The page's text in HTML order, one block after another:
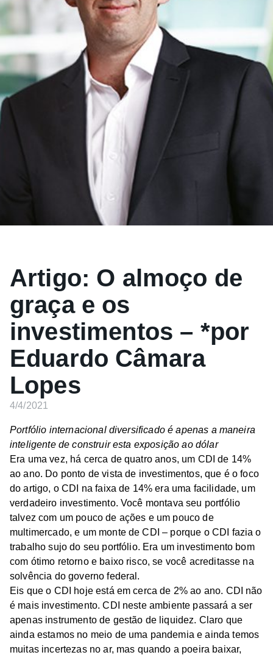
Artigo: O almoço de
graça e os
investimentos – *por
Eduardo Câmara
Lopes
4/4/2021
Portfólio internacional diversificado é apenas a maneira
inteligente de construir esta exposição ao dólar
Era uma vez, há cerca de quatro anos, um CDI de 14%
ao ano. Do ponto de vista de investimentos, que é o foco
do artigo, o CDI na faixa de 14% era uma facilidade, um
verdadeiro investimento. Você montava seu portfólio
talvez com um pouco de ações e um pouco de
multimercado, e um monte de CDI – porque o CDI fazia o
trabalho sujo do seu portfólio. Era um investimento bom
com ótimo retorno e baixo risco, se você acreditasse na
solvência do governo federal.
Eis que o CDI hoje está em cerca de 2% ao ano. CDI não
é mais investimento. CDI neste ambiente passará a ser
apenas instrumento de gestão de liquidez. Claro que
ainda estamos no meio de uma pandemia e ainda temos
muitas incertezas no ar, mas quando a poeira baixar,